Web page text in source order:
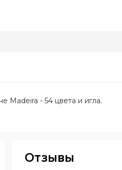
Madeira - 54 цвета и игла.
Отзывы